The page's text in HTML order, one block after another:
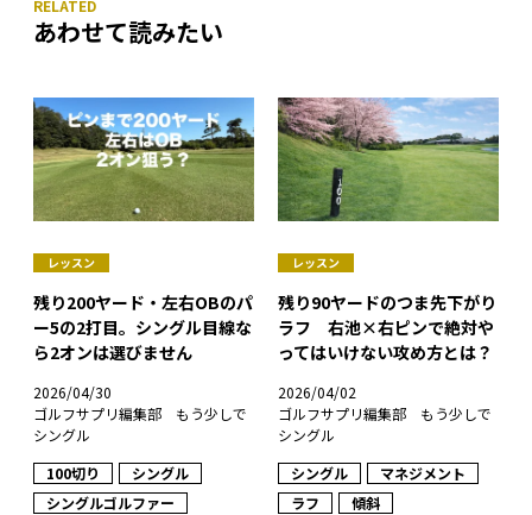
あわせて読みたい
レッスン
残り200ヤード・左右OBのパ
ー5の2打目。シングル目線な
ら2オンは選びません
2026/04/30
ゴルフサプリ編集部 もう少しで
シングル
100切り
シングル
シングルゴルファー
レッスン
残り90ヤードのつま先下がり
ラフ 右池×右ピンで絶対や
ってはいけない攻め方とは？
2026/04/02
ゴルフサプリ編集部 もう少しで
シングル
シングル
マネジメント
ラフ
傾斜